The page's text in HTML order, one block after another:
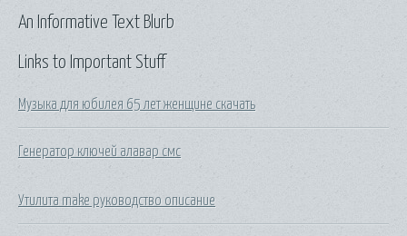
Links to Important Stuff
Музыка для юбилея 65 лет женщине скачать
Генератор ключей алавар смс
Утилита make руководство описание
An Informative Text Blurb